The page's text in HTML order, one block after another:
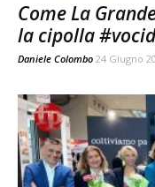
Come La
la cipolla
Daniele Colombo 24 Giugno